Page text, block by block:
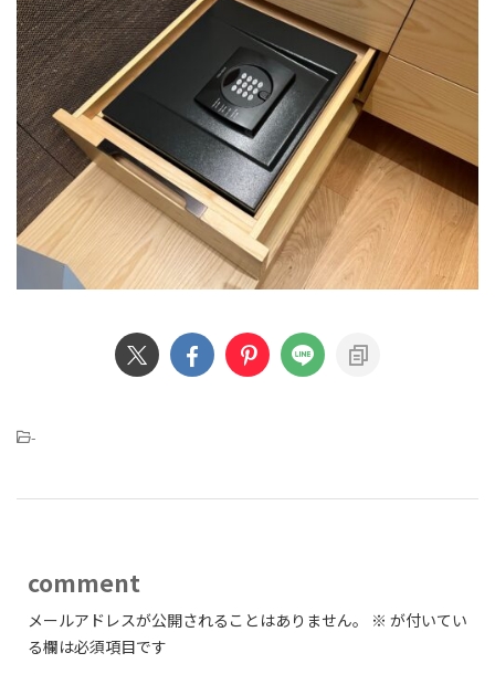
-
comment
メールアドレスが公開されることはありません。 ※ が付いてい
る欄は必須項目です